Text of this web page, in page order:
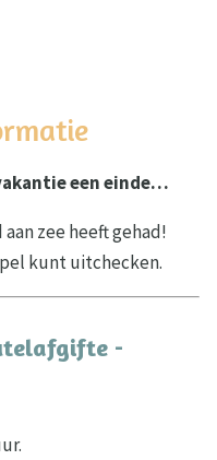
een einde…
zee heeft gehad!
kunt uitchecken.
-